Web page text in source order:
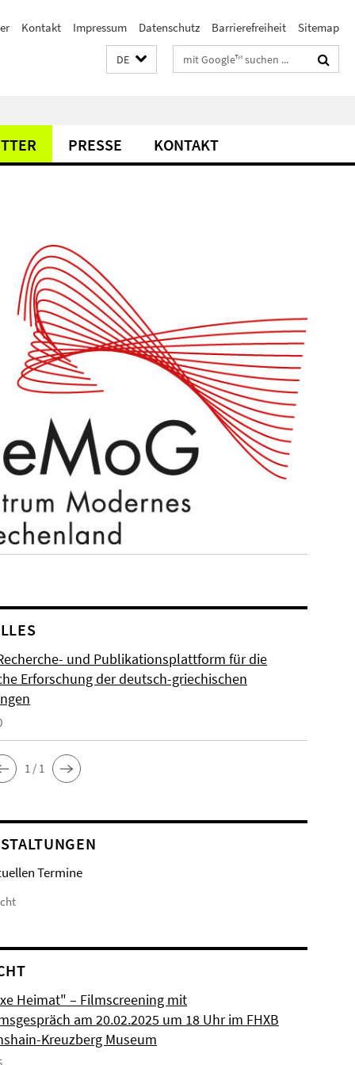
Kontakt Impressum Datenschutz Barrierefreiheit Sitemap
DE Suchbegriffe
PRESSE KONTAKT
und Publikationsplattform für die
Erforschung der deutsch-griechischen
1 / 1
Termine
Heimat" – Filmscreening mit
am 20.02.2025 um 18 Uhr im FHXB
Kreuzberg Museum